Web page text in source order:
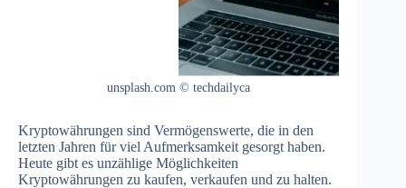
unsplash.com © techdailyca
Kryptowährungen sind Vermögenswerte, die in den
letzten Jahren für viel Aufmerksamkeit gesorgt haben.
Heute gibt es unzählige Möglichkeiten
Kryptowährungen zu kaufen, verkaufen und zu halten.